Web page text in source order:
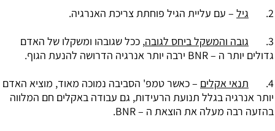
2.
גיל – עם עליית הגיל פוחתת צריכת האנרגיה.
3.
גובה והמשקל ביחס לגובה, ככל שגובהו ומשקלו של האדם
גדולים יותר ה – BNR ירבה יותר אנרגיה הדרושה להנעת הגוף.
4.
תנאי אקלים – כאשר טמפ' הסביבה נמוכה מאוד, מוציא האדם
יותר אנרגיה בגלל תנועת הרעידות, גם עבודה באקלים חם המלווה
בהזעה רבה מעלה את הוצאת ה – BNR.